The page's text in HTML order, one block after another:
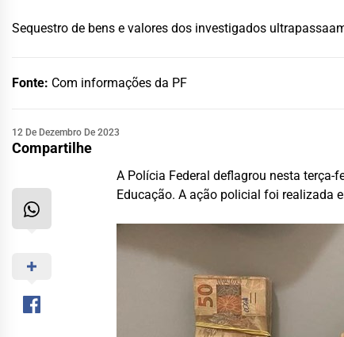
Sequestro de bens e valores dos investigados
Fonte: Com informações da PF
12 De Dezembro De 2023
Compartilhe
A Polícia Federal deflagrou nesta terça-
Educação. A ação policial foi realizada